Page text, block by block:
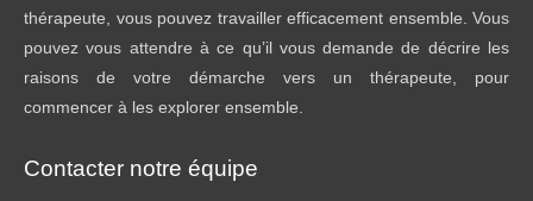
thérapeute, vous pouvez travailler efficacement ensemble. Vous
pouvez vous attendre à ce qu’il vous demande de décrire les
raisons de votre démarche vers un thérapeute, pour
commencer à les explorer ensemble.
Contacter notre équipe